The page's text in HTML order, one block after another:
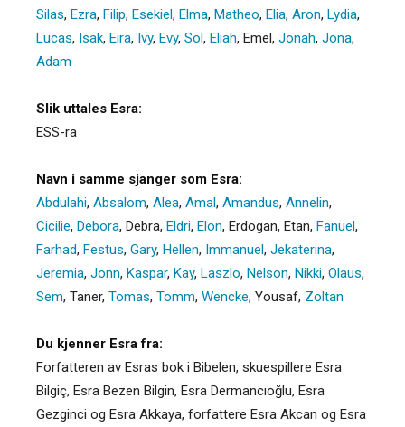
Silas, Ezra, Filip, Esekiel, Elma, Matheo, Elia, Aron, Lydia,
Lucas, Isak, Eira, Ivy, Evy, Sol, Eliah, Emel, Jonah, Jona,
Adam
Slik uttales Esra:
ESS-ra
Navn i samme sjanger som Esra:
Abdulahi, Absalom, Alea, Amal, Amandus, Annelin,
Cicilie, Debora, Debra, Eldri, Elon, Erdogan, Etan, Fanuel,
Farhad, Festus, Gary, Hellen, Immanuel, Jekaterina,
Jeremia, Jonn, Kaspar, Kay, Laszlo, Nelson, Nikki, Olaus,
Sem, Taner, Tomas, Tomm, Wencke, Yousaf, Zoltan
Du kjenner Esra fra:
Forfatteren av Esras bok i Bibelen, skuespillere Esra
Bilgiç, Esra Bezen Bilgin, Esra Dermancıoğlu, Esra
Gezginci og Esra Akkaya, forfattere Esra Akcan og Esra